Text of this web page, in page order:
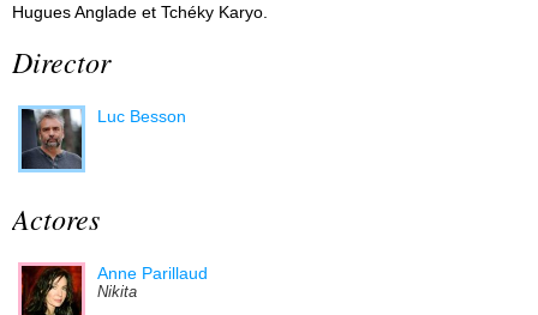
Hugues Anglade et Tchéky Karyo.
Director
Luc Besson
Actores
Anne Parillaud
Nikita